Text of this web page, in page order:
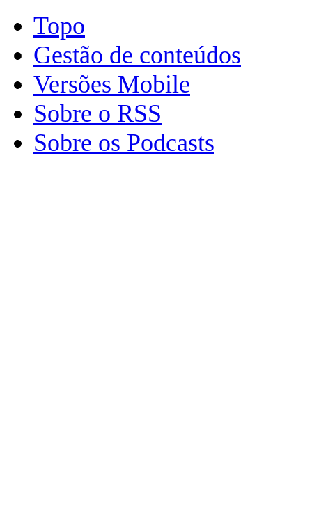
Topo
Gestão de conteúdos
Versões Mobile
Sobre o RSS
Sobre os Podcasts